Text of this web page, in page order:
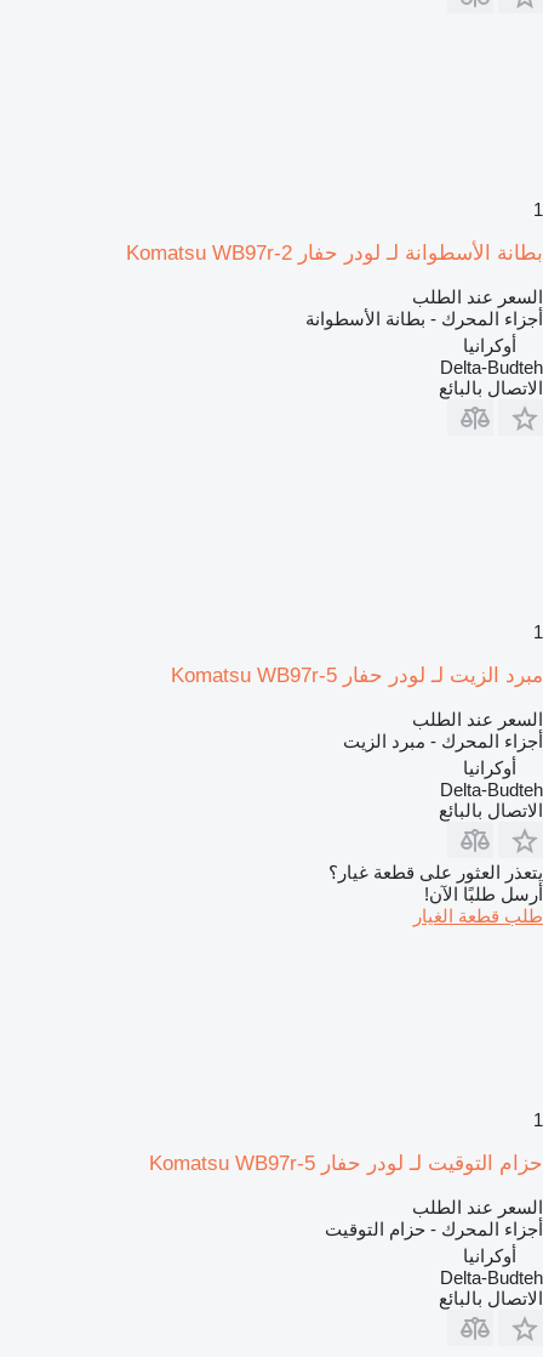
1
بطانة الأسطوانة لـ لودر حفار Komatsu WB97r-2
السعر عند الطلب
أجزاء المحرك - بطانة الأسطوانة
أوكرانيا
Delta-Budteh
الاتصال بالبائع
1
مبرد الزيت لـ لودر حفار Komatsu WB97r-5
السعر عند الطلب
أجزاء المحرك - مبرد الزيت
أوكرانيا
Delta-Budteh
الاتصال بالبائع
يتعذر العثور على قطعة غيار؟
أرسل طلبًا الآن!
طلب قطعة الغيار
1
حزام التوقيت لـ لودر حفار Komatsu WB97r-5
السعر عند الطلب
أجزاء المحرك - حزام التوقيت
أوكرانيا
Delta-Budteh
الاتصال بالبائع